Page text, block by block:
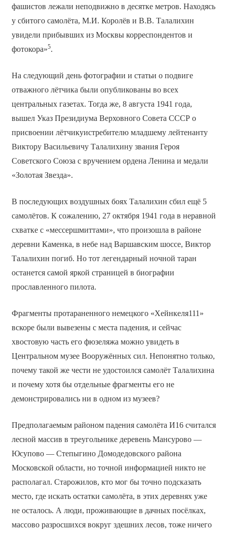
фашистов лежали неподвижно в десятке метров. Находясь
у сбитого самолёта, М.И. Королёв и В.В. Талалихин
увидели прибывших из Москвы корреспондентов и
фотокора»5.
На следующий день фотографии и статьи о подвиге
отважного лётчика были опубликованы во всех
центральных газетах. Тогда же, 8 августа 1941 года,
вышел Указ Президиума Верховного Совета СССР о
присвоении лётчику­истребителю младшему лейтенанту
Виктору Васильевичу Талалихину звания Героя
Советского Союза с вручением ордена Ленина и медали
«Золотая Звезда».
В последующих воздушных боях Талалихин сбил ещё 5
самолётов. К сожалению, 27 октября 1941 года в неравной
схватке с «мессершмиттами», что произошла в районе
деревни Каменка, в небе над Варшавским шоссе, Виктор
Талалихин погиб. Но тот легендарный ночной таран
останется самой яркой страницей в биографии
прославленного пилота.
Фрагменты протараненного немецкого «Хейнкеля­111»
вскоре были вывезены с места падения, и сейчас
хвостовую часть его фюзеляжа можно увидеть в
Центральном музее Вооружённых сил. Непонятно только,
почему такой же чести не удостоился самолёт Талалихина
и почему хотя бы отдельные фрагменты его не
демонстрировались ни в одном из музеев?
Предполагаемым районом падения самолёта И­16 считался
лесной массив в треугольнике деревень Мансурово —
Юсупово — Степыгино Домодедовского района
Московской области, но точной информацией никто не
располагал. Старожилов, кто мог бы точно подсказать
место, где искать остатки самолёта, в этих деревнях уже
не осталось. А люди, проживающие в дачных посёлках,
массово разросшихся вокруг здешних лесов, тоже ничего